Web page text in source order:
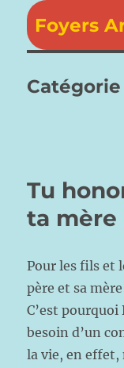
Foyers
Catégorie
Tu
ta mère
Pour les fils et
père et sa
C’est
besoin d’un
la vie, en